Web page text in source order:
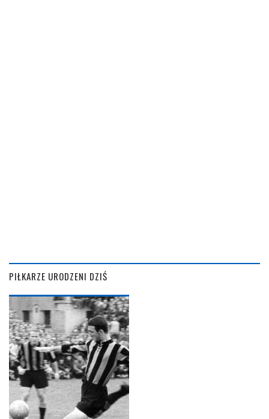
PIŁKARZE URODZENI DZIŚ